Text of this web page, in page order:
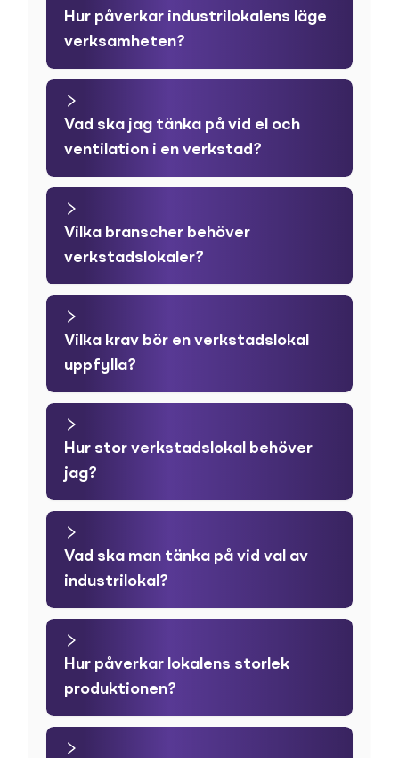
Hur påverkar industrilokalens läge
verksamheten?
Vad ska jag tänka på vid el och
ventilation i en verkstad?
Vilka branscher behöver
verkstadslokaler?
Vilka krav bör en verkstadslokal
uppfylla?
Hur stor verkstadslokal behöver
jag?
Vad ska man tänka på vid val av
industrilokal?
Hur påverkar lokalens storlek
produktionen?